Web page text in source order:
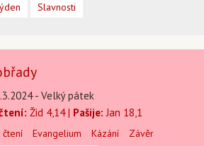
Slavnosti
- Velký pátek
Žid 4,14 | Pašije: Jan 18,1
čtení Evangelium Kázání Závěr